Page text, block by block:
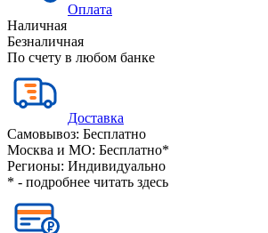
Оплата
Наличная
Безналичная
По счету в любом банке
Доставка
Самовывоз: Бесплатно
Москва и МО: Бесплатно*
Регионы: Индивидуально
* - подробнее читать здесь